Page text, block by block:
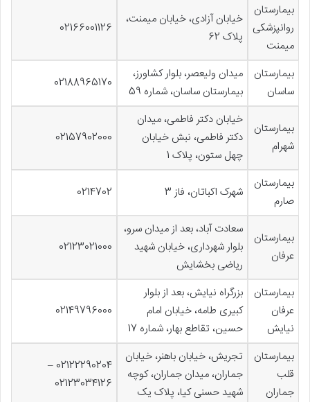
بیمارستان
روانپزشکی
میمنت
خیابان آزادی، خیابان میمنت،
پلاک 62
02166001126
بیمارستان
ساسان
میدان ولیعصر، بلوار کشاورز،
بیمارستان ساسان، شماره 59
02188965170
بیمارستان
شهرام
خیابان دکتر فاطمی، میدان
دکتر فاطمی، نبش خیابان
چهل ‌ستون، پلاک 1
02157902000
بیمارستان
صارم
شهرک اکباتان، فاز 3 0214702
بیمارستان
عرفان
سعادت آباد، بعد از میدان سرو،
بلوار شهرداری، خیابان شهید
ریاضی بخشایش
02123021000
بیمارستان
عرفان
نیایش
بزرگراه نیایش، بعد از بلوار
کبیری طامه، خیابان امام
حسین، تقاطع بهار، شماره 17
02149796000
بیمارستان
قلب
جماران
تجریش، خیابان باهنر، خیابان
جماران، میدان جماران، کوچه
شهید حسنی کیا، پلاک یک
02122290204 –
02123034126